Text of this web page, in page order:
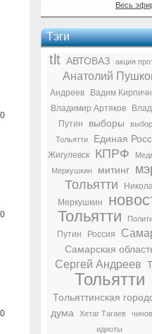
0
0
0
Весь
Тэги
tlt АВТОВАЗ акция
Анатолий
Андреев
Вадим
Владимир Артяков
Путин
выборы
Тольятти
Единая
Жигулевск КПРФ
Меркушкин
митинг
Тольятти
Меркушкин
Тольятти
Путин Россия
Самарская
Сергей Андреев
Тольятти
Тольяттинская
дума
Хетаг Тагаев
идиоты